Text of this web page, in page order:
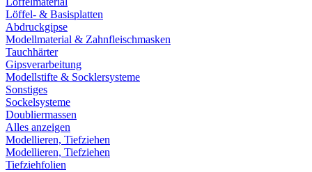
Löffel- & Basisplatten
Abdruckgipse
Modellmaterial & Zahnfleischmasken
Tauchhärter
Gipsverarbeitung
Modellstifte & Socklersysteme
Sonstiges
Sockelsysteme
Doubliermassen
Alles anzeigen
Modellieren, Tiefziehen
Modellieren, Tiefziehen
Tiefziehfolien